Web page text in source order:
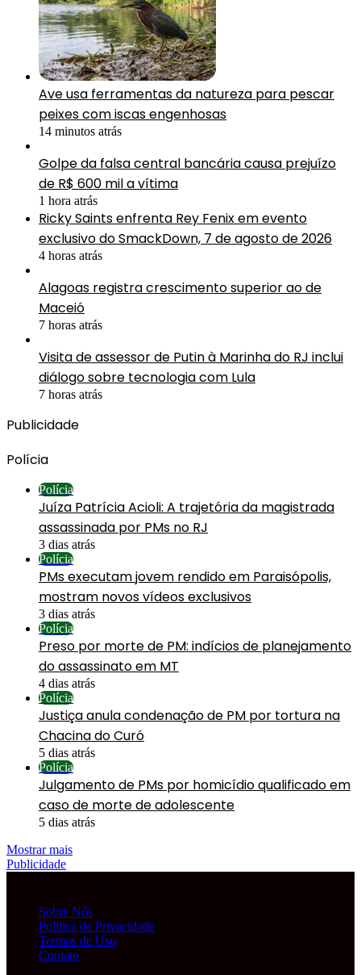
Ave usa ferramentas da natureza para pescar
peixes com iscas engenhosas
14 minutos atrás
Golpe da falsa central bancária causa prejuízo
de R$ 600 mil a vítima
1 hora atrás
Ricky Saints enfrenta Rey Fenix em evento
exclusivo do SmackDown, 7 de agosto de 2026
4 horas atrás
Alagoas registra crescimento superior ao de
Maceió
7 horas atrás
Visita de assessor de Putin à Marinha do RJ inclui
diálogo sobre tecnologia com Lula
7 horas atrás
Publicidade
Polícia
Polícia
Juíza Patrícia Acioli: A trajetória da magistrada
assassinada por PMs no RJ
3 dias atrás
Polícia
PMs executam jovem rendido em Paraisópolis,
mostram novos vídeos exclusivos
3 dias atrás
Polícia
Preso por morte de PM: indícios de planejamento
do assassinato em MT
4 dias atrás
Polícia
Justiça anula condenação de PM por tortura na
Chacina do Curó
5 dias atrás
Polícia
Julgamento de PMs por homicídio qualificado em
caso de morte de adolescente
5 dias atrás
Mostrar mais
Publicidade
Sobre Nós
Política de Privacidade
Termos de Uso
Contato